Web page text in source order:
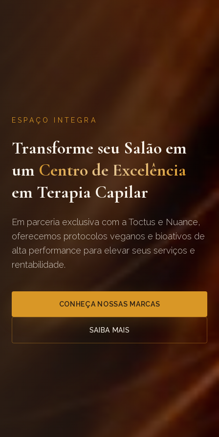
ESPAÇO INTEGRA
Transforme seu Salão em
um Centro de Excelência
em Terapia Capilar
Em parceria exclusiva com a Toctus e Nuance,
oferecemos protocolos veganos e bioativos de
alta performance para elevar seus serviços e
rentabilidade.
CONHEÇA NOSSAS MARCAS
SAIBA MAIS